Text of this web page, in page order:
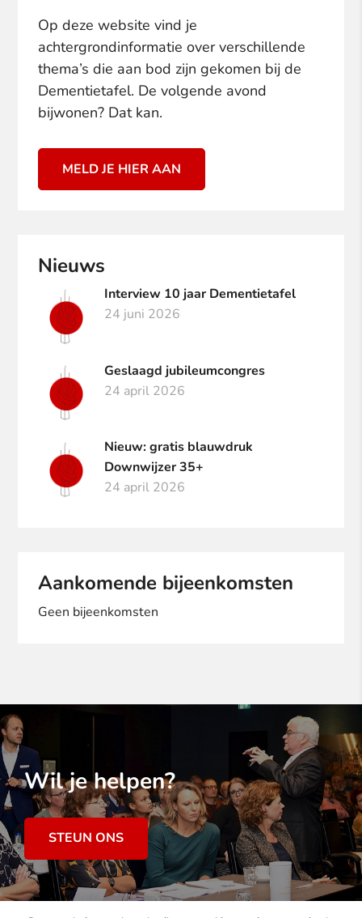
Op deze website vind je
achtergrondinformatie over verschillende
thema’s die aan bod zijn gekomen bij de
Dementietafel. De volgende avond
bijwonen? Dat kan.
MELD JE HIER AAN
Nieuws
Interview 10 jaar Dementietafel
24 juni 2026
Geslaagd jubileumcongres
24 april 2026
Nieuw: gratis blauwdruk
Downwijzer 35+
24 april 2026
Aankomende bijeenkomsten
Geen bijeenkomsten
Wil je helpen?
STEUN ONS